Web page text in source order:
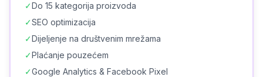
✓Do 15 kategorija proizvoda
✓SEO optimizacija
✓Dijeljenje na društvenim mrežama
✓Plaćanje pouzećem
✓Google Analytics & Facebook Pixel